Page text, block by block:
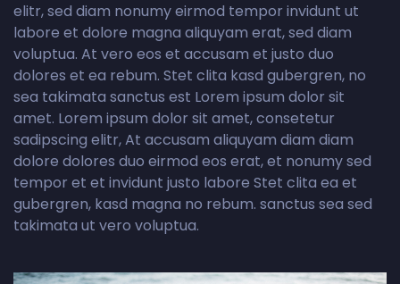
elitr, sed diam nonumy eirmod tempor invidunt ut
labore et dolore magna aliquyam erat, sed diam
voluptua. At vero eos et accusam et justo duo
dolores et ea rebum. Stet clita kasd gubergren, no
sea takimata sanctus est Lorem ipsum dolor sit
amet. Lorem ipsum dolor sit amet, consetetur
sadipscing elitr, At accusam aliquyam diam diam
dolore dolores duo eirmod eos erat, et nonumy sed
tempor et et invidunt justo labore Stet clita ea et
gubergren, kasd magna no rebum. sanctus sea sed
takimata ut vero voluptua.